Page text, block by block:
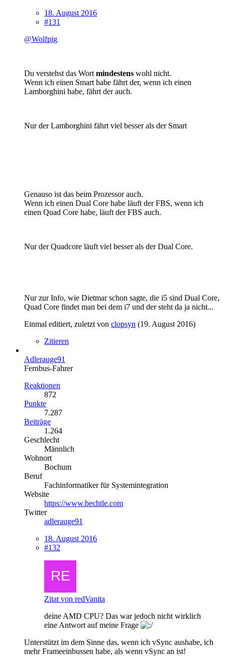
18. August 2016
#131
@Wolfpig
Du verstehst das Wort mindestens wohl nicht.
Wenn ich einen Smart habe fährt der, wenn ich einen
Lamborghini habe, fährt der auch.
Nur der Lamborghini fährt viel besser als der Smart
Genauso ist das beim Prozessor auch.
Wenn ich einen Dual Core habe läuft der FBS, wenn ich
einen Quad Core habe, läuft der FBS auch.
Nur der Quadcore läuft viel besser als der Dual Core.
Nur zur Info, wie Dietmar schon sagte, die i5 sind Dual Core,
Quad Core findet man bei dem i7 und der steht da ja nicht...
Einmal editiert, zuletzt von clopsyn (19. August 2016)
Zitieren
Adlerauge91
Fernbus-Fahrer
Reaktionen
872
Punkte
7.287
Beiträge
1.264
Geschlecht
Männlich
Wohnort
Bochum
Beruf
Fachinformatiker für Systemintegration
Website
https://www.bechtle.com
Twitter
adlerauge91
18. August 2016
#132
Zitat von redVanita
deine AMD CPU? Das war jedoch nicht wirklich
eine Antwort auf meine Frage
Unterstützt im dem Sinne das, wenn ich vSync aushabe, ich
mehr Frameeinbussen habe, als wenn vSync an ist!